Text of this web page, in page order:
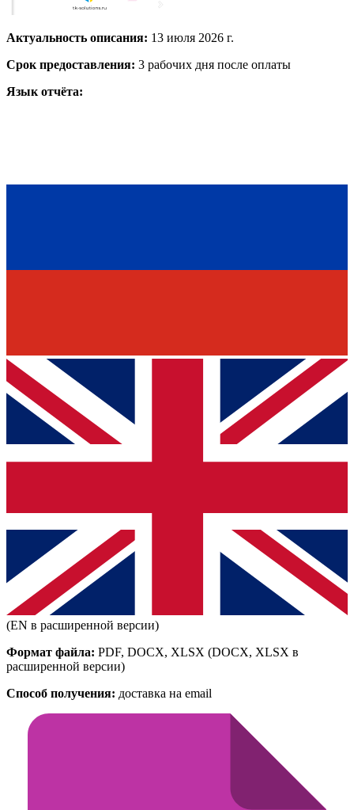
Актуальность описания: 13 июля 2026 г.
Срок предоставления: 3 рабочих дня после оплаты
Язык отчёта:
(EN в расширенной версии)
Формат файла: PDF, DOCX, XLSX (DOCX, XLSX в
расширенной версии)
Способ получения: доставка на email